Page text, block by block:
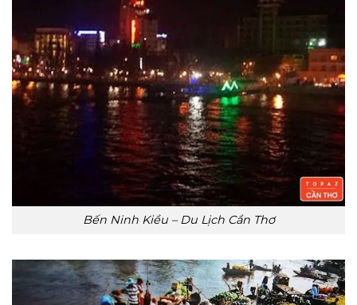
Bến Ninh Kiều – Du Lịch Cần Thơ